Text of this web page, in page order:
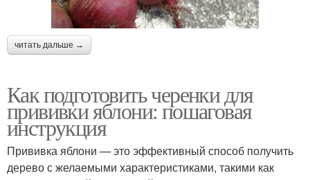
читать дальше →
Как подготовить черенки для
прививки яблони: пошаговая
инструкция
Прививка яблони — это эффективный способ получить
дерево с желаемыми характеристиками, такими как